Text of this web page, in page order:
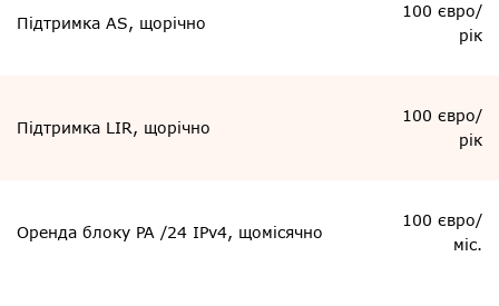
Підтримка AS, щорічно
100 євро/
рік
Підтримка LIR, щорічно
100 євро/
рік
Оренда блоку PA /24 IPv4, щомісячно
100 євро/
міс.